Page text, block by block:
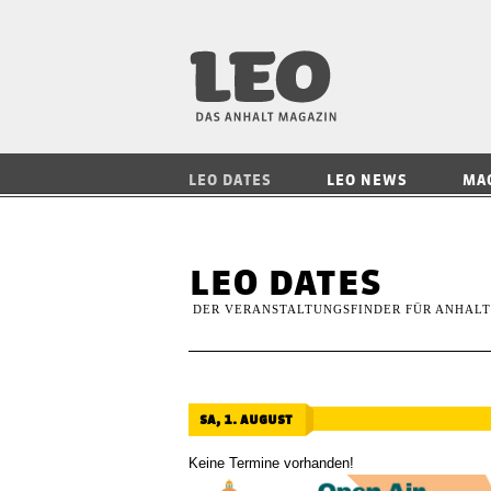
LEO DATES LEO NEWS
leo dates
DER VERANSTALTUNGSFINDER FÜR ANHALT
sa, 1. august
Keine Termine vorhanden!